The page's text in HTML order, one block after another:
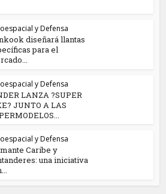
y Defensa
diseñará llantas
para el
y Defensa
LANZA ?SUPER
JUNTO A LAS
y Defensa
Caribe y
una iniciativa